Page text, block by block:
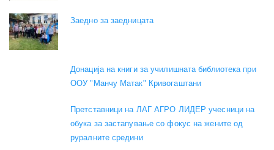
Заедно за заедницата
Донација на книги за училишната библиотека при
ООУ "Манчу Матак" Кривогаштани
Претставници на ЛАГ АГРО ЛИДЕР учесници на
обука за застапување со фокус на жените од
руралните средини